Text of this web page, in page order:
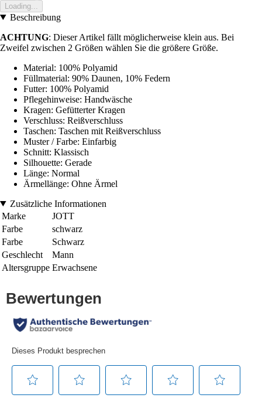
Loading...
Beschreibung
ACHTUNG: Dieser Artikel fällt möglicherweise klein aus. Bei
Zweifel zwischen 2 Größen wählen Sie die größere Größe.
Material: 100% Polyamid
Füllmaterial: 90% Daunen, 10% Federn
Futter: 100% Polyamid
Pflegehinweise: Handwäsche
Kragen: Gefütterter Kragen
Verschluss: Reißverschluss
Taschen: Taschen mit Reißverschluss
Muster / Farbe: Einfarbig
Schnitt: Klassisch
Silhouette: Gerade
Länge: Normal
Ärmellänge: Ohne Ärmel
Zusätzliche Informationen
Marke
JOTT
Farbe
schwarz
Farbe
Schwarz
Geschlecht
Mann
Altersgruppe Erwachsene